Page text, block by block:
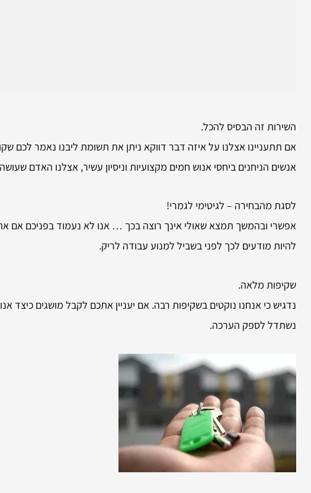
השירות זה הבסיס להכל.
אם תתעניינו אצלנו על איזה דבר דווקא ניתן את תשומת ליבנו נאמר לכם
אנשים הניחנים ביחסי אנוש חמים מקצועיות וניסיון עשיר, אצלנו האדם
לסגת מהבחירה – לגיטימי לגמרי!
אפשרי ובהמשך תמצא שאולי אינך רוצה בכך … אנו לא נעמוד בפניכם אם
להיות מודעים לכך לפני בשביל למנוע עבודה לריק.
שקיפות מלאה.
נדגיש כי אנחנו נוקטים בשקיפות רבה. אם יעניין אתכם לקבל מושגים
נשתדל לספק הערכה.